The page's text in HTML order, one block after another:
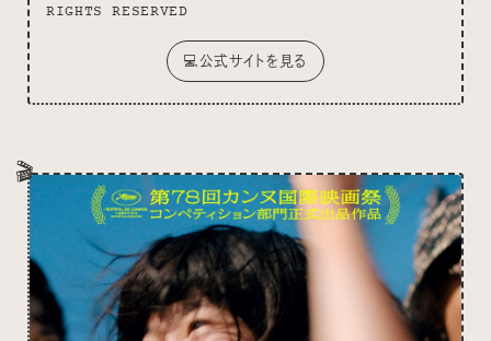
RIGHTS RESERVED
💻公式サイトを見る
🎬